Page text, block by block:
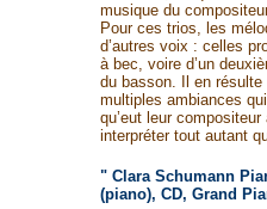
musique du
Pour ces trios, les
d’autres voix : celles
à bec, voire d’un
du basson. Il en
multiples ambiances
qu’eut leur
interpréter tout autant
" Clara Schumann
(piano), CD, Grand